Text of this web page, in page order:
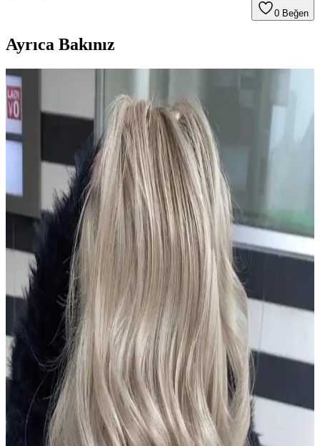
0 Beğen
Ayrıca Bakınız
2024 Kısa Saç Bakım ve Renk Trendleri ile
Şıklığınızı Yansıtın
2024 yılında kısa saçlar için doğal ve pastel tonlar öne çıkıyor.
Sağlıklı görünüm için düzenli bakım ve uygun renk seçimleriyle
şıklığınızı artırın.
Dermanew Ka<dı>nlara Özel Losyon: Doğal
İçeriklerle Saç Dökülmesine Karşı Etkili Çözüm
Dermanew Ka<dı>nlara Özel Losyon, doğal içeriklerle saç
dökülmesine karşı etkili, kullanımı kolay ve vegan formülüyle saç
sağlığını destekleyen bir saç bakım ürünüdür.
Urban Care Biotin & Keratin Dökülmeye Eğilimli
Saçlar İçin Şampuan Özellikleri ve Kullanıcı
Yorumları
Urban Care Biotin & Keratin şampuanı, dökülmeye eğilimli saçlar
için güçlendirici ve nemlendirici formülüyle saç sağlığını destekler,
kullanıcı memnuniyetini artırır.
Aizen Kolajen Biotin Şampuanı: Saç Sağlığını
Destekleyen Güçlü Formül ve Kullanıcı Deneyimleri
Aizen kolajen biotin şampuanı, saçların elastikiyetini artırır,